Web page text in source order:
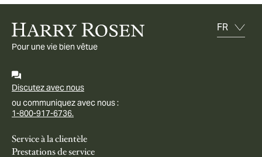
Pour une vie bien vêtue
Discutez avec nous
ou communiquez avec nous :
1-800-917-6736.
Service à la clientèle
Prestations de service